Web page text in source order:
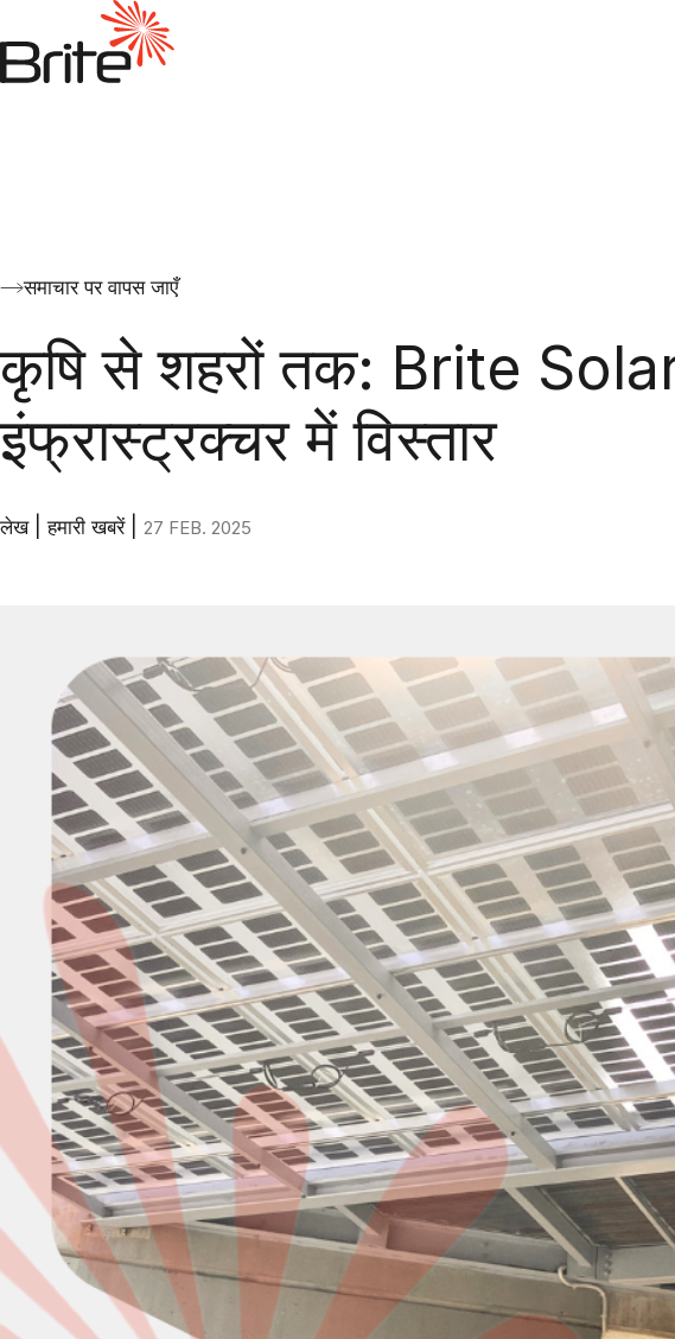
समाचार पर वापस जाएँ
कृषि से शहरों तक: Brite
इंफ्रास्ट्रक्चर में विस्तार
लेख |हमारी खबरें 27 FEB. 2025